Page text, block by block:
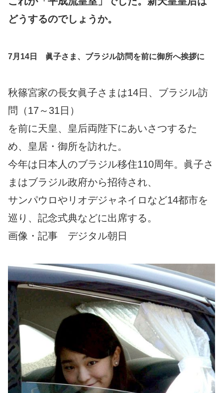
どうするのでしょうか。
7月14日 眞子さま、ブラジル訪問を前に御所へ挨拶に
秋篠宮家の長女眞子さまは14日、ブラジル訪
問（17～31日）
を前に天皇、皇后両陛下にあいさつするた
め、皇居・御所を訪れた。
今年は日本人のブラジル移住110周年。眞子さ
まはブラジル政府から招待され、
サンパウロやリオデジャネイロなど14都市を
巡り、記念式典などに出席する。
画像・記事 デジタル朝日